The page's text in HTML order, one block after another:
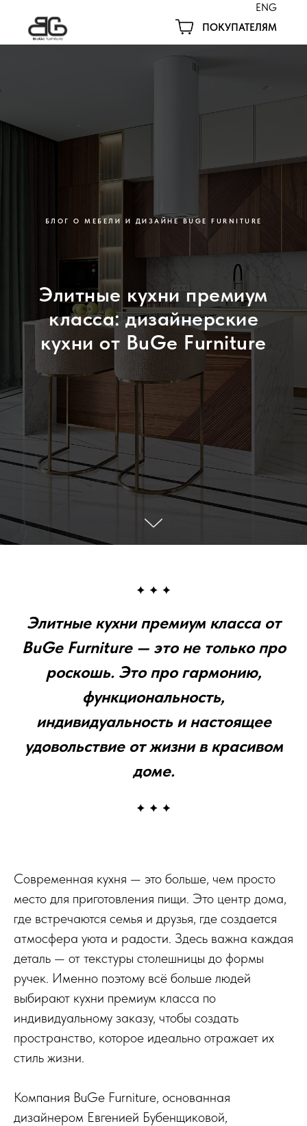
ПОКУПАТЕЛЯМ
ENG
БЛОГ О МЕБЕЛИ И ДИЗАЙНЕ BUGE FURNITURE
Элитные кухни премиум
класса: дизайнерские
кухни от BuGe Furniture
Элитные кухни премиум класса от
BuGe Furniture — это не только про
роскошь. Это про гармонию,
функциональность,
индивидуальность и настоящее
удовольствие от жизни в красивом
доме.
Современная кухня — это больше, чем просто
место для приготовления пищи. Это центр дома,
где встречаются семья и друзья, где создается
атмосфера уюта и радости. Здесь важна каждая
деталь — от текстуры столешницы до формы
ручек. Именно поэтому всё больше людей
выбирают кухни премиум класса по
индивидуальному заказу, чтобы создать
пространство, которое идеально отражает их
стиль жизни.
Компания BuGe Furniture, основанная
дизайнером Евгенией Бубенщиковой,